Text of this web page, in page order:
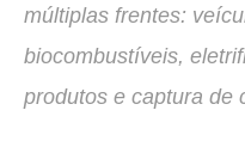
múltiplas frentes:
biocombustíveis,
produtos e captura de